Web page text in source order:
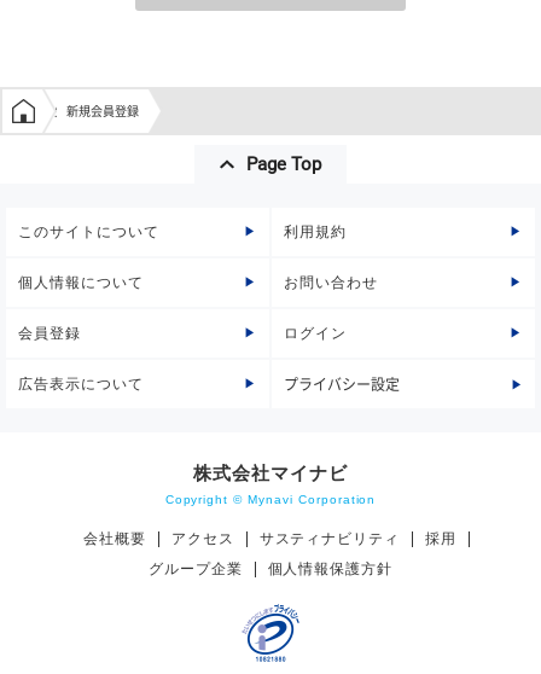
学生の窓口トップ
新規会員登録
Page Top
このサイトについて 利用規約
個人情報について お問い合わせ
会員登録 ログイン
広告表示について プライバシー設定
株式会社マイナビ
Copyright © Mynavi Corporation
会社概要 アクセス サスティナビリティ
採用
グループ企業
個人情報保護方針